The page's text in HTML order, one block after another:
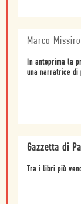
Marco
In anteprima la
una narratrice di
Gazzetta di
Tra i libri più